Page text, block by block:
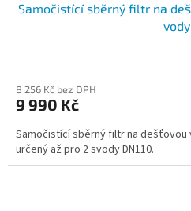
Samočistící sběrný filtr na
vody
produktu
je
z
5
hvězdiček.
8 256 Kč bez DPH
9 990 Kč
Samočistící sběrný filtr na dešťovou
určený až pro 2 svody DN110.